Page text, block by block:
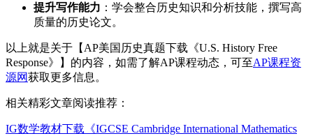
提升写作能力 ：学会整合历史知识和分析技能，撰写高
质量的历史论文。
以上就是关于【AP美国历史真题下载《U.S. History Free
Response》】的内容，如需了解AP课程动态，可至AP课程资
源网获取更多信息。
相关精彩文章阅读推荐：
IG数学教材下载《IGCSE Cambridge International Mathematics